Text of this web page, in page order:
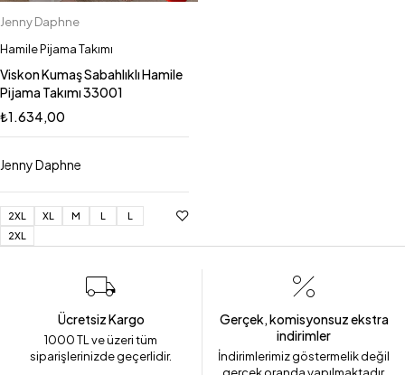
Jenny Daphne
Hamile Pijama Takımı
Viskon Kumaş Sabahlıklı Hamile
Pijama Takımı 33001
₺1.634,00
Jenny Daphne
2XL XL M L
L
2XL
Ücretsiz Kargo
1000 TL ve üzeri tüm
siparişlerinizde geçerlidir.
Gerçek, komisyonsuz ekstra
indirimler
İndirimlerimiz göstermelik değil